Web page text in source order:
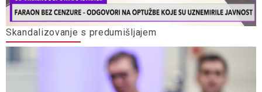
Skandalizovanje s predumišljajem